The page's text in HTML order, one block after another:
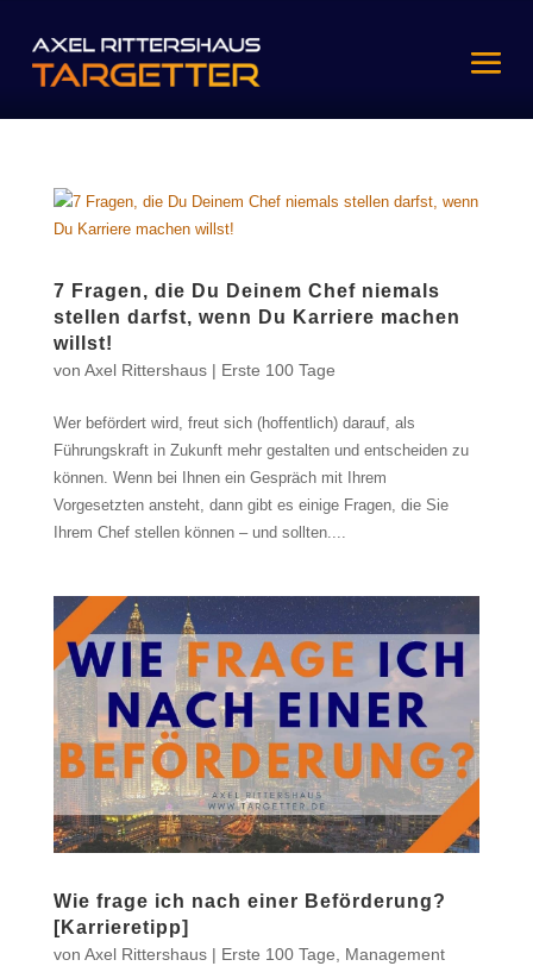
7 Fragen, die Du Deinem Chef niemals
stellen darfst, wenn Du Karriere machen
willst!
von Axel Rittershaus| Erste 100 Tage
Wer befördert wird, freut sich (hoffentlich) darauf, als
Führungskraft in Zukunft mehr gestalten und entscheiden zu
können. Wenn bei Ihnen ein Gespräch mit Ihrem
Vorgesetzten ansteht, dann gibt es einige Fragen, die Sie
Ihrem Chef stellen können – und sollten....
Wie frage ich nach einer Beförderung?
[Karrieretipp]
von Axel Rittershaus| Erste 100 Tage Management